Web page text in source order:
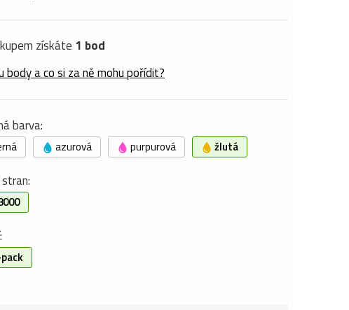
získáte 1 bod
body a co si za ně mohu pořídit?
barva:
azurová purpurová žlutá